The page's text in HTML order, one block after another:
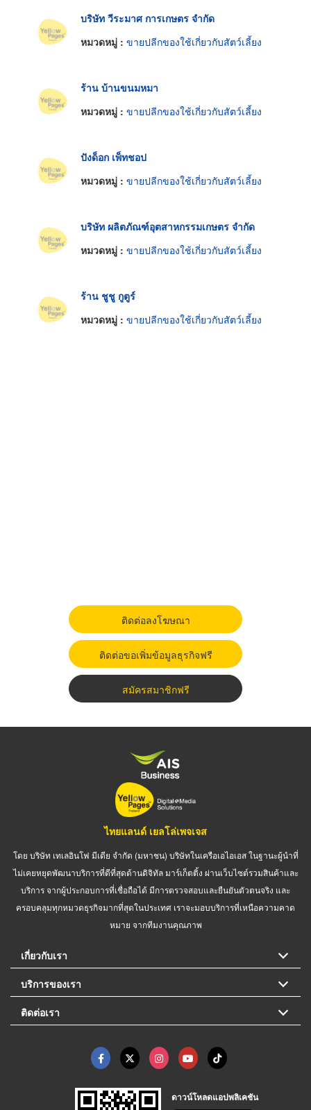
บริษัท วีระมาศ การเกษตร จำกัด
หมวดหมู่ : ขายปลีกของใช้เกี่ยวกับสัตว์เลี้ยง
ร้าน บ้านขนมหมา
หมวดหมู่ : ขายปลีกของใช้เกี่ยวกับสัตว์เลี้ยง
ปังด็อก เพ็ทชอป
หมวดหมู่ : ขายปลีกของใช้เกี่ยวกับสัตว์เลี้ยง
บริษัท ผลิตภัณฑ์อุตสาหกรรมเกษตร จำกัด
หมวดหมู่ : ขายปลีกของใช้เกี่ยวกับสัตว์เลี้ยง
ร้าน ชูชู กูตูร์
หมวดหมู่ : ขายปลีกของใช้เกี่ยวกับสัตว์เลี้ยง
ติดต่อลงโฆษณา
ติดต่อขอเพิ่มข้อมูลธุรกิจฟรี
สมัครสมาชิกฟรี
ไทยแลนด์ เยลโล่เพจเจส
โดย บริษัท เทเลอินโฟ มีเดีย จำกัด (มหาชน) บริษัทในเครือเอไอเอส ในฐานะผู้นำที่
ไม่เคยหยุดพัฒนาบริการที่ดีที่สุดด้านดิจิทัล มาร์เก็ตติ้ง ผ่านเว็บไซต์รวมสินค้าและ
บริการ จากผู้ประกอบการที่เชื่อถือได้ มีการตรวจสอบและยืนยันตัวตนจริง และ
ครอบคลุมทุกหมวดธุรกิจมากที่สุดในประเทศ เราจะมอบบริการที่เหนือความคาด
หมาย จากทีมงานคุณภาพ
เกี่ยวกับเรา
บริการของเรา
ติดต่อเรา
ดาวน์โหลดแอปพลิเคชัน